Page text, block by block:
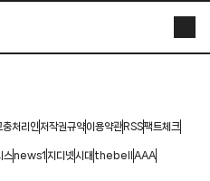
충처리인저작권규약이용약관 RSS팩트체크
스news1 지디넷시대 thebell AAA